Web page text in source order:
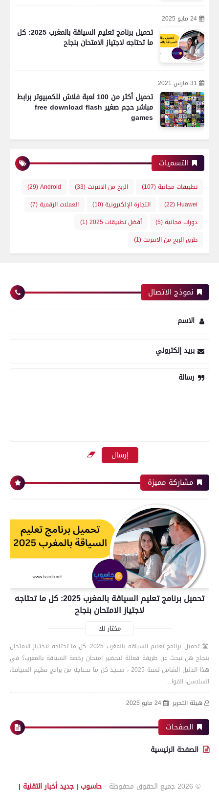
24 مايو 2025
تحميل برنامج تعليم السياقة بالمغرب 2025: كل
ما تحتاجه لاجتياز الامتحان بنجاح
31 مارس 2021
تحميل أكثر من 100 لعبة فلاش للكمبيوتر برابط
مباشر حجم صغير free download flash
games
التسميات
تطبيقات مجانية(107) الربح من الانترنت(33)
Android
(29)
Huawei
(22) التجارة الإلكترونية(10) العملات الرقمية(7)
دورات مجانية(5) أفضل تطبيقات 2025
(1)
طرق الربح من الانترنت(1)
نموذج الاتصال
الاسم
بريد إلكتروني
رسالة
مشاركة مميزة
تحميل برنامج تعليم السياقة بالمغرب 2025: كل ما تحتاجه
لاجتياز الامتحان بنجاح
مختار لك
🛣️ تحميل برنامج تعليم السياقة بالمغرب 2025: كل ما تحتاجه لاجتياز الامتحان
بنجاح هل تبحث عن طريقة فعالة لتحضير امتحان رخصة السياقة بالمغرب؟ في
هذا الدليل الشامل لسنة 2025 ، ستجد كل ما تحتاجه من برامج تعليم السياقة،
السلاسل، القوا…
هيئة التحرير
24 مايو 2025
الصفحات
الصفحة الرئيسية
© 2026 جميع الحقوق محفوظة -حاسوب | جديد أخبار التقنية |